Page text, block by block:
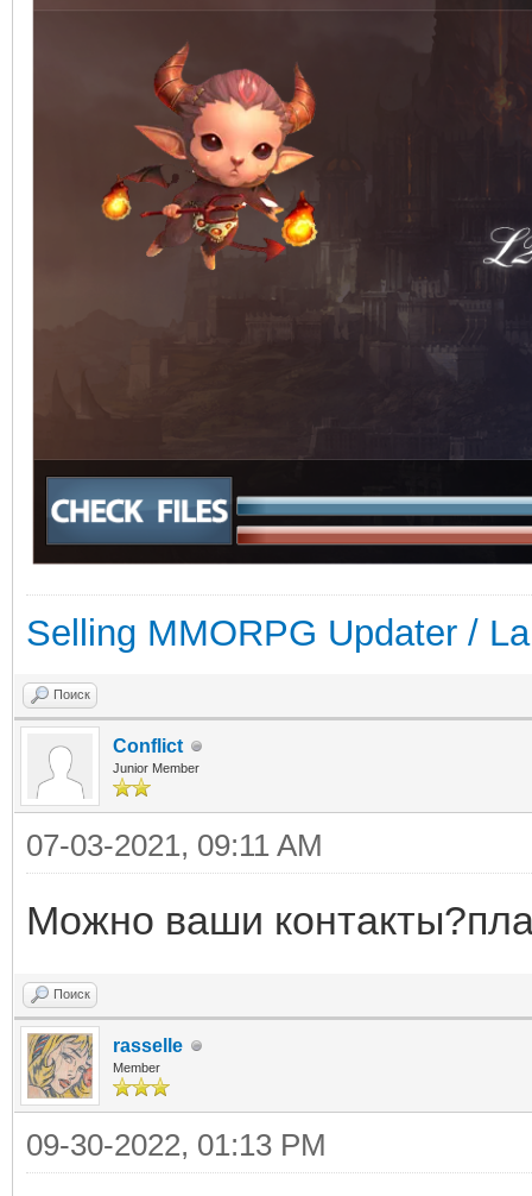
Selling MMORPG Updater /
Поиск
Conflict
Junior Member
07-03-2021, 09:11 AM
Можно ваши
Поиск
rasselle
Member
09-30-2022, 01:13 PM